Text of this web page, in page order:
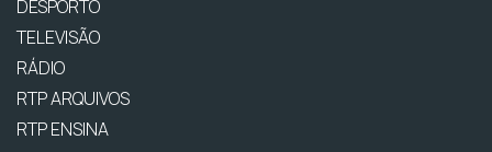
DESPORTO
TELEVISÃO
RÁDIO
RTP ARQUIVOS
RTP ENSINA